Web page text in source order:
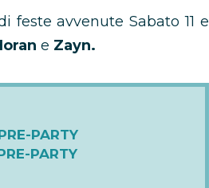
feste avvenute Sabato 11 e
e Zayn.
PARTY
PARTY